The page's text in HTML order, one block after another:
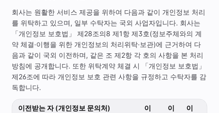
회사는 원활한 서비스 제공을 위하여 다음과 같이 개인정보 처리
를 위탁하고 있으며, 일부 수탁자는 국외 사업자입니다. 회사는
「개인정보 보호법」 제28조의8 제1항 제3호(정보주체와의 계
약 체결·이행을 위한 개인정보의 처리위탁·보관)에 근거하여 다
음과 같이 국외 이전하며, 같은 조 제2항 각 호의 사항을 본 처리
방침에 공개합니다. 또한 위탁계약 체결 시 「개인정보 보호법」
제26조에 따라 개인정보 보호 관련 사항을 규정하고 수탁자를 감
독합니다.
이전받는 자 (개인정보 문의처)
이
이
이